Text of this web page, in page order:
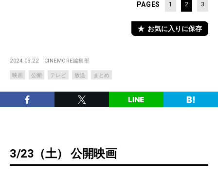
PAGES 1 2 3
お気に入りに保存
2024.03.22 CINEMORE編集部
映画 公開 テレビ 放送 まとめ
3/23（土） 公開映画